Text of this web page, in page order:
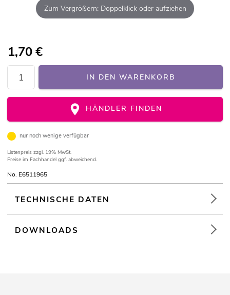
Zum Vergrößern: Doppelklick oder aufziehen
1,70€
IN DEN WARENKORB
HÄNDLER FINDEN
nur noch wenige verfügbar
Listenpreis zzgl. 19% MwSt.
Preise im Fachhandel ggf. abweichend.
No. E6511965
TECHNISCHE DATEN
DOWNLOADS